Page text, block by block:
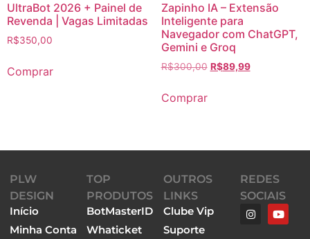
UltraBot 2026 + Painel de
Revenda | Vagas Limitadas
R$350,00
Comprar
Zapinho IA – Extensão
Inteligente para
Navegador com ChatGPT,
Gemini e Groq
R$300,00 R$89,99
Comprar
PLW
DESIGN
Início
Minha Conta
TOP
PRODUTOS
BotMasterID
Whaticket
OUTROS
LINKS
Clube Vip
Suporte
REDES
SOCIAIS